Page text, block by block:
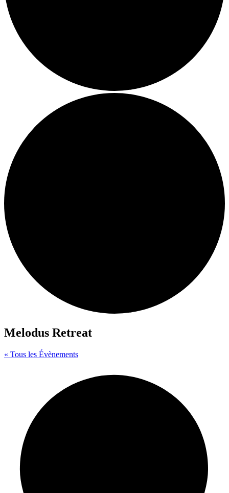
Melodus Retreat
« Tous les Évènements